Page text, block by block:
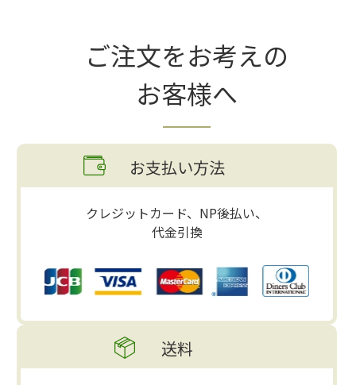
ご注文をお考えの
お客様へ
お支払い方法
クレジットカード、NP後払い、
代金引換
送料